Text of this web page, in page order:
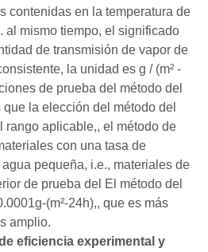
contenidas en la temperatura de
mismo tiempo, el significado
de transmisión de vapor de
la unidad es g / (m² -
de prueba del método del
la elección del método del
rango aplicable,, el método de
con una tasa de
pequeña, i.e., materiales de
de prueba del El método del
(m²-24h),, que es más
amplio.
eficiencia experimental y